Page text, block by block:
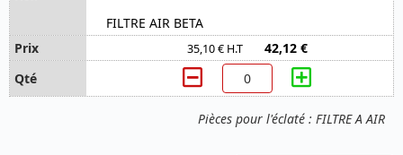
Pièces pour l'éclaté : FILTRE A AIR
FILTRE AIR BETA
35,10 € H.T 42,12 €